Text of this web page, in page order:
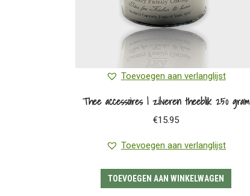
Toevoegen aan verlanglijst
Thee accessoires | zilveren theeblik 250 gram
€15.95
Toevoegen aan verlanglijst
TOEVOEGEN AAN WINKELWAGEN